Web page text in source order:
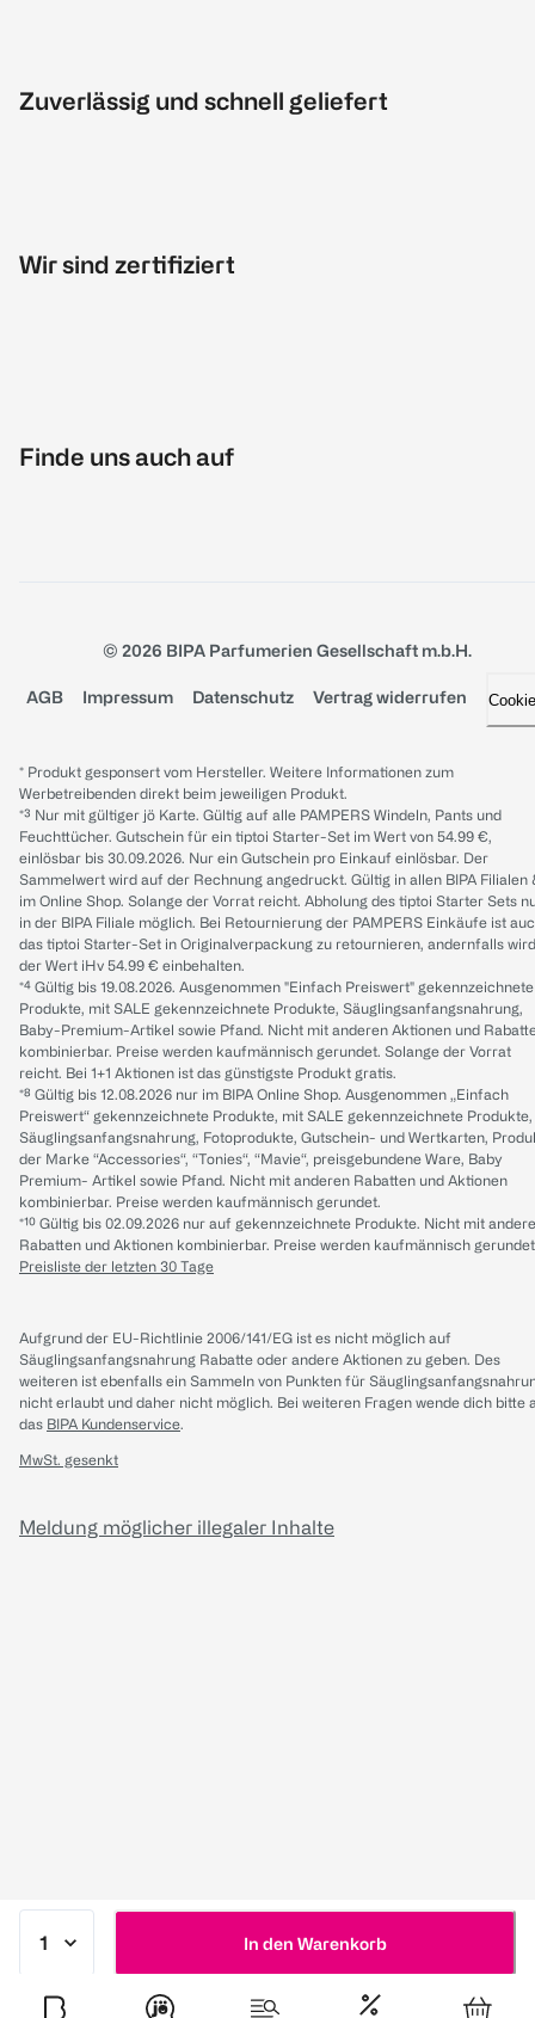
In den Warenkorb
Zuverlässig und schnell geliefert
Wir sind zertifiziert
Finde uns auch auf
© 2026 BIPA Parfumerien Gesellschaft m.b.H.
AGB Impressum Datenschutz Vertrag widerrufen
* Produkt gesponsert vom Hersteller. Weitere Informationen zum
Werbetreibenden direkt beim jeweiligen Produkt.
*³ Nur mit gültiger jö Karte. Gültig auf alle PAMPERS Windeln, Pants und
Feuchttücher. Gutschein für ein tiptoi Starter-Set im Wert von 54.99 €,
einlösbar bis 30.09.2026. Nur ein Gutschein pro Einkauf einlösbar. Der
Sammelwert wird auf der Rechnung angedruckt. Gültig in allen BIPA Filialen
im Online Shop. Solange der Vorrat reicht. Abholung des tiptoi Starter Sets
in der BIPA Filiale möglich. Bei Retournierung der PAMPERS Einkäufe ist
das tiptoi Starter-Set in Originalverpackung zu retournieren, andernfalls wird
der Wert iHv 54.99 € einbehalten.
*⁴ Gültig bis 19.08.2026. Ausgenommen "Einfach Preiswert" gekennzeichnete
Produkte, mit SALE gekennzeichnete Produkte, Säuglingsanfangsnahrung,
Baby-Premium-Artikel sowie Pfand. Nicht mit anderen Aktionen und
kombinierbar. Preise werden kaufmännisch gerundet. Solange der Vorrat
reicht. Bei 1+1 Aktionen ist das günstigste Produkt gratis.
*⁸ Gültig bis 12.08.2026 nur im BIPA Online Shop. Ausgenommen „Einfach
Preiswert“ gekennzeichnete Produkte, mit SALE gekennzeichnete Produkte,
Säuglingsanfangsnahrung, Fotoprodukte, Gutschein- und Wertkarten,
der Marke “Accessories“, “Tonies“, “Mavie“, preisgebundene Ware, Baby
Premium- Artikel sowie Pfand. Nicht mit anderen Rabatten und Aktionen
kombinierbar. Preise werden kaufmännisch gerundet.
*¹⁰ Gültig bis 02.09.2026 nur auf gekennzeichnete Produkte. Nicht mit
Rabatten und Aktionen kombinierbar. Preise werden kaufmännisch
Preisliste der letzten 30 Tage
Aufgrund der EU-Richtlinie 2006/141/EG ist es nicht möglich auf
Säuglingsanfangsnahrung Rabatte oder andere Aktionen zu geben. Des
weiteren ist ebenfalls ein Sammeln von Punkten für
nicht erlaubt und daher nicht möglich. Bei weiteren Fragen wende dich bitte
das BIPA Kundenservice.
MwSt. gesenkt
Meldung möglicher illegaler Inhalte